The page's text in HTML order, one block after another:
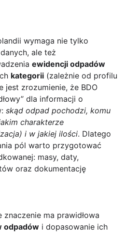
wymaga nie tylko
ale też
ewidencji odpadów
kategorii (zależnie od profilu
jest zrozumienie, że BDO
dla informacji o
skąd odpad pochodzi, komu
charakterze
i w jakiej ilości. Dlatego
pól warto przygotować
masy, daty,
oraz dokumentację
ma prawidłowa
odpadów i dopasowanie ich